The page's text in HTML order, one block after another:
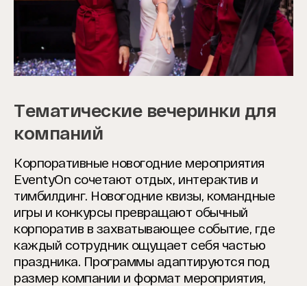
Тематические вечеринки для
компаний
Корпоративные новогодние мероприятия
EventyOn сочетают отдых, интерактив и
тимбилдинг. Новогодние квизы, командные
игры и конкурсы превращают обычный
корпоратив в захватывающее событие, где
каждый сотрудник ощущает себя частью
праздника. Программы адаптируются под
размер компании и формат мероприятия,